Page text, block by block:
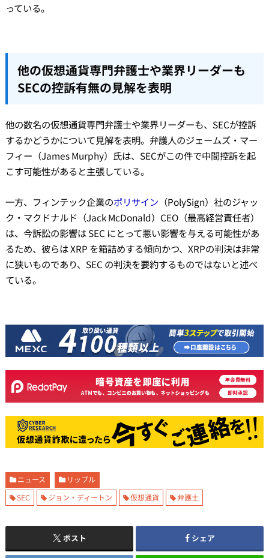
っている。
他の仮想通貨専門弁護士や業界リーダーも
SECの控訴有無の見解を表明
他の数名の仮想通貨専門弁護士や業界リーダーも、SECが控訴
するかどうかについて見解を表明。弁護人のジェームズ・マー
フィー（James Murphy）氏は、SECがこの件で中間控訴を起
こす可能性があると主張している。
一方、フィンテック企業のポリサイン （PolySign）社のジャッ
ク・マクドナルド（Jack McDonald）CEO（最高経営責任者）
は、今訴訟の影響は SEC にとって悪い影響を与える可能性があ
るため、彼らは XRP を箱詰めする傾向かつ、XRPの判決は非常
に狭いものであり、SEC の判決を要約するものではないと述べ
ている。
ニュース
リップル
SEC
ジョン・ディートン 仮想通貨 弁護士
ポスト シェア